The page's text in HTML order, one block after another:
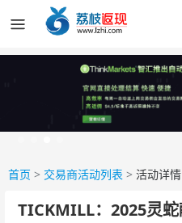
首页 > 交易商活动列表 > 活动详情
TICKMILL：2025灵